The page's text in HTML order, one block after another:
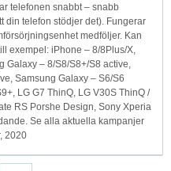
telefonen snabbt – snabb
din telefon stödjer det). Fungerar
medföljer. Kan
exempel: iPhone – 8/8Plus/X,
Galaxy – 8/S8/S8+/S8 active,
Samsung Galaxy – S6/S6
LG G7 ThinQ, LG V30S ThinQ /
RS Porshe Design, Sony Xperia
Se alla aktuella kampanjer
2020